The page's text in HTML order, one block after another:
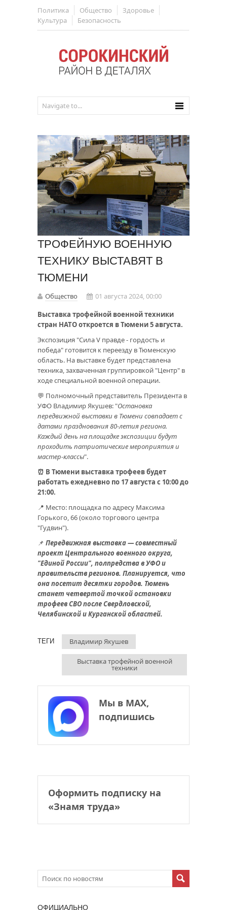
Политика Общество
Здоровье
Культура
Безопасность
ТРОФЕЙНУЮ ВОЕННУЮ
ТЕХНИКУ ВЫСТАВЯТ В
ТЮМЕНИ
Общество
01 августа 2024, 00:00
Выставка трофейной военной техники
стран НАТО откроется в Тюмени 5 августа.
Экспозиция "Сила V правде - гордость и
победа" готовится к переезду в Тюменскую
область. На выставке будет представлена
техника, захваченная группировкой "Центр" в
ходе специальной военной операции.
💬 Полномочный представитель Президента в
УФО Владимир Якушев: "Остановка
передвижной выставки в Тюмени совпадает с
датами празднования 80-летия региона.
Каждый день на площадке экспозиции будут
проходить патриотические мероприятия и
мастер-классы".
⏰ В Тюмени выставка трофеев будет
работать ежедневно по 17 августа с 10:00 до
21:00.
📍 Место: площадка по адресу Максима
Горького, 66 (около торгового центра
"Гудвин").
📌 Передвижная выставка — совместный
проект Центрального военного округа,
"Единой России", полпредства в УФО и
правительств регионов. Планируется, что
она посетит десятки городов. Тюмень
станет четвертой точкой остановки
трофеев СВО после Свердловской,
Челябинской и Курганской областей.
ТЕГИ Владимир Якушев
Выставка трофейной военной
техники
Мы в МАХ,
подпишись
Оформить подписку на
«Знамя труда»
ОФИЦИАЛЬНО